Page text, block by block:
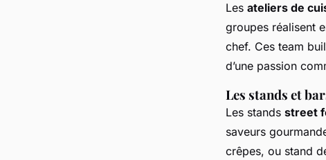
Les ateliers de
groupes réalisent
chef. Ces team
d’une passion
Les stands et
Les stands street
saveurs
crêpes, ou stand